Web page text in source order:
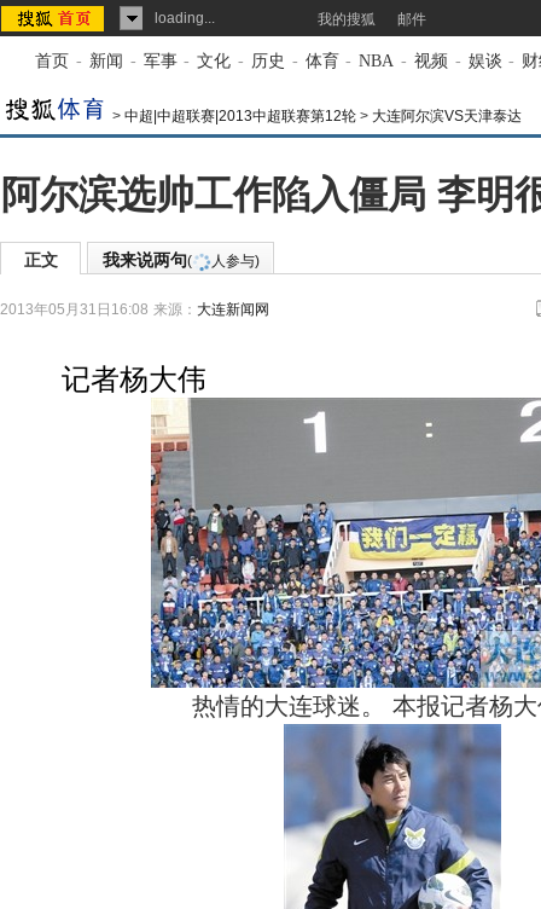
loading... 我的搜狐 邮件
首页 - 新闻 - 军事 - 文化 - 历史 - 体育 - NBA - 视频 - 娱谈 -
> 中超|中超联赛|2013中超联赛第12轮 > 大连阿尔滨VS天津泰达
阿尔滨选帅工作陷入僵局 李明
正文 我来说两句( 人参与)
2013年05月31日16:08 来源： 大连新闻网
记者杨大伟
热情的大连球迷。 本报记者杨